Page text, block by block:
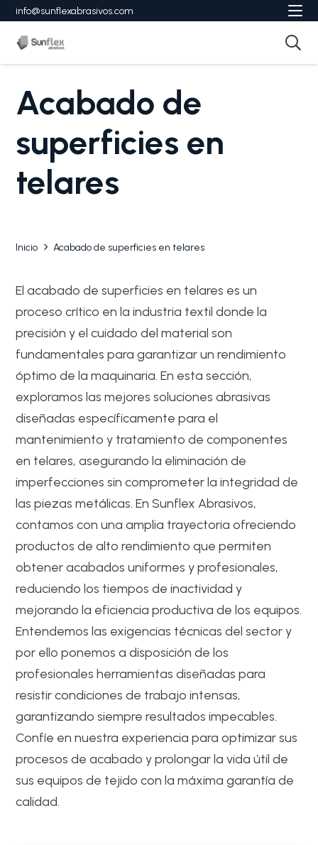
info@sunflexabrasivos.com
Acabado de
superficies en
telares
Inicio Acabado de superficies en telares
El acabado de superficies en telares es un
proceso crítico en la industria textil donde la
precisión y el cuidado del material son
fundamentales para garantizar un rendimiento
óptimo de la maquinaria. En esta sección,
exploramos las mejores soluciones abrasivas
diseñadas específicamente para el
mantenimiento y tratamiento de componentes
en telares, asegurando la eliminación de
imperfecciones sin comprometer la integridad de
las piezas metálicas. En Sunflex Abrasivos,
contamos con una amplia trayectoria ofreciendo
productos de alto rendimiento que permiten
obtener acabados uniformes y profesionales,
reduciendo los tiempos de inactividad y
mejorando la eficiencia productiva de los equipos.
Entendemos las exigencias técnicas del sector y
por ello ponemos a disposición de los
profesionales herramientas diseñadas para
resistir condiciones de trabajo intensas,
garantizando siempre resultados impecables.
Confíe en nuestra experiencia para optimizar sus
procesos de acabado y prolongar la vida útil de
sus equipos de tejido con la máxima garantía de
calidad.